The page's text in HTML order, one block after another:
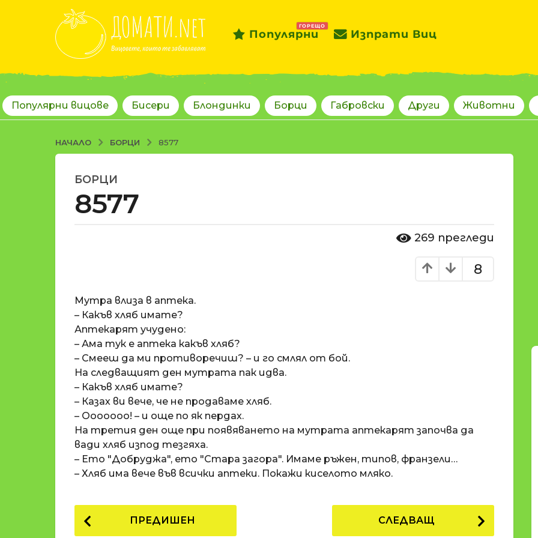
Популярни
ГОРЕЩО
Изпрати Виц
Популярни вицове Бисери Блондинки Борци Габровски Други Животни
НАЧАЛО БОРЦИ 8577
1
8
г
п
е
1
д
и
БОРЦИ
8577
a
t
269 прегледи
8
Мутра влиза в аптека.
– Какъв хляб имате?
Аптекарят учудено:
– Ама тук е аптека какъв хляб?
– Смееш да ми противоречиш? – и го смлял от бой.
На следващият ден мутрата пак идва.
– Какъв хляб имате?
– Казах ви вече, че не продаваме хляб.
– Ооооооо! – и още по як пердах.
На третия ден още при появяването на мутрата аптекарят започва да
вади хляб изпод тезгяха.
– Ето "Добруджа", ето "Стара загора". Имаме ръжен, типов, франзели…
– Хляб има вече във всички аптеки. Покажи киселото мляко.
P
o
ПРЕДИШЕН СЛЕДВАЩ